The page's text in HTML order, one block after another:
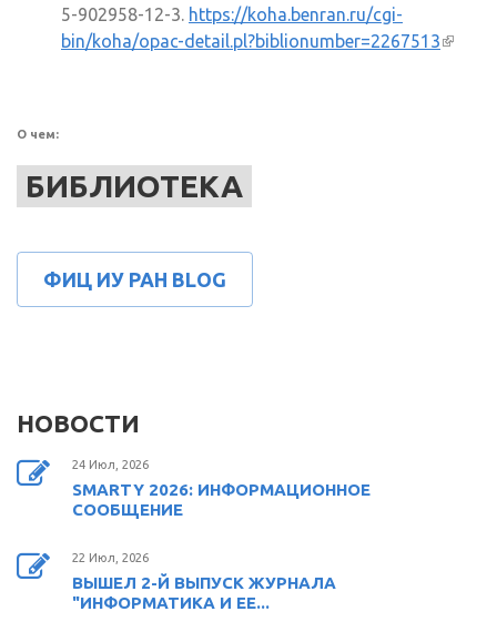
5-902958-12-3. https://koha.benran.ru/cgi-
bin/koha/opac-detail.pl?biblionumber=2267513
О чем:
БИБЛИОТЕКА
ФИЦ ИУ РАН BLOG
НОВОСТИ
24 Июл, 2026
SMARTY 2026: ИНФОРМАЦИОННОЕ
СООБЩЕНИЕ
22 Июл, 2026
ВЫШЕЛ 2-Й ВЫПУСК ЖУРНАЛА
"ИНФОРМАТИКА И ЕЕ...